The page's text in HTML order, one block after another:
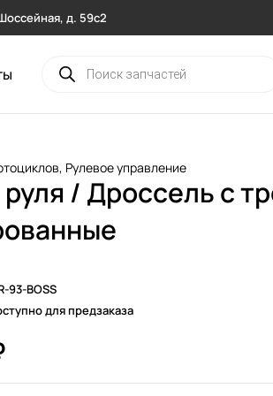
д. 59с2
, Рулевое управление
/ Дроссель с
93-BOSS
для предзаказа